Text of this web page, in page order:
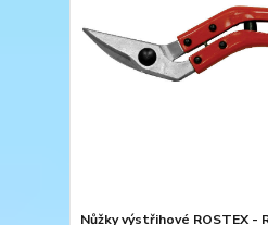
Nůžky výstřihové ROSTEX -